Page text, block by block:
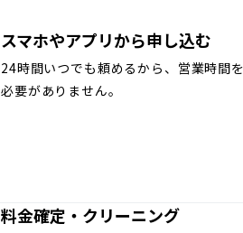
スマホやアプリから申し込む
24時間いつでも頼めるから、営業時間
必要がありません。
料金確定・クリーニング